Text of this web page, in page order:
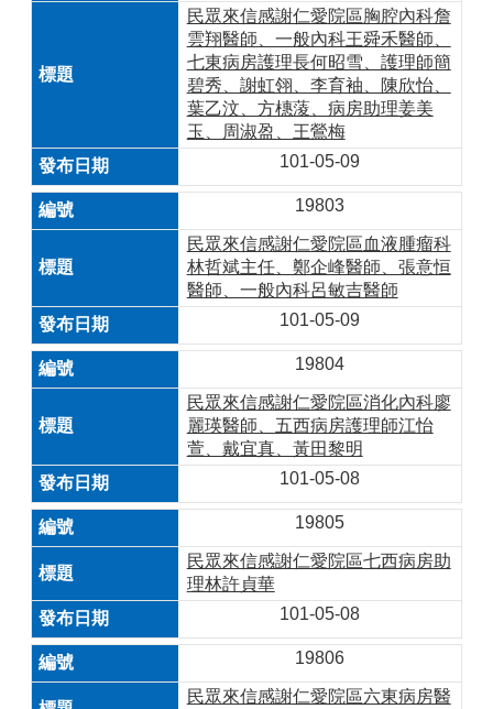
民眾來信感謝仁愛院區胸腔內科詹
雲翔醫師、一般內科王舜禾醫師、
七東病房護理長何昭雪、護理師簡
碧秀、謝虹翎、李育袖、陳欣怡、
葉乙汶、方橞蔆、病房助理姜美
玉、周淑盈、王鶯梅
101-05-09
19803
民眾來信感謝仁愛院區血液腫瘤科
林哲斌主任、鄭企峰醫師、張意恒
醫師、一般內科呂敏吉醫師
101-05-09
19804
民眾來信感謝仁愛院區消化內科廖
麗瑛醫師、五西病房護理師江怡
萱、戴宜真、黃田黎明
101-05-08
19805
民眾來信感謝仁愛院區七西病房助
理林許貞華
101-05-08
19806
民眾來信感謝仁愛院區六東病房醫